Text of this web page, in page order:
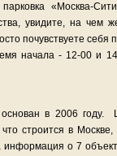
«Москва-
увидите, на чем
почувствуете себя
начала - 12-00 и
в 2006 году.
строится в
информация о 7